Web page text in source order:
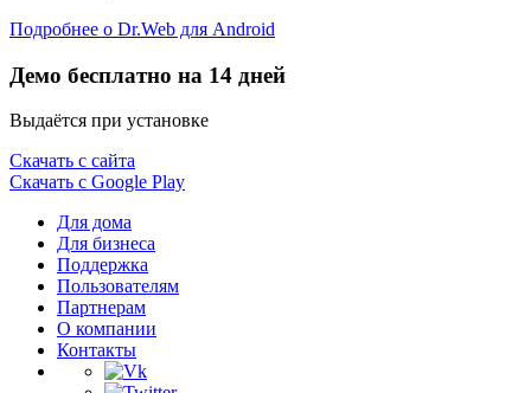
Подробнее о Dr.Web для Android
Демо бесплатно на 14 дней
Выдаётся при установке
Скачать с сайта
Скачать с Google Play
Для дома
Для бизнеса
Поддержка
Пользователям
Партнерам
О компании
Контакты